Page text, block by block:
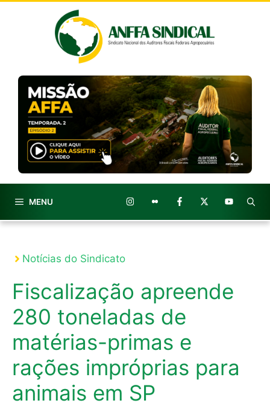
MENU
Notícias do Sindicato
Fiscalização apreende
280 toneladas de
matérias-primas e
rações impróprias para
animais em SP